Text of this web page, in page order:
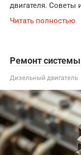
двигателя. Советы
Читать полностью
Ремонт
Дизельный двигатель